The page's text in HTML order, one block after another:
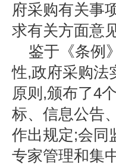
府采购有关事
求有关方面意见
鉴于《条例
性,政府采购法
原则,颁布了4
标、信息公告
作出规定;会同
专家管理和集